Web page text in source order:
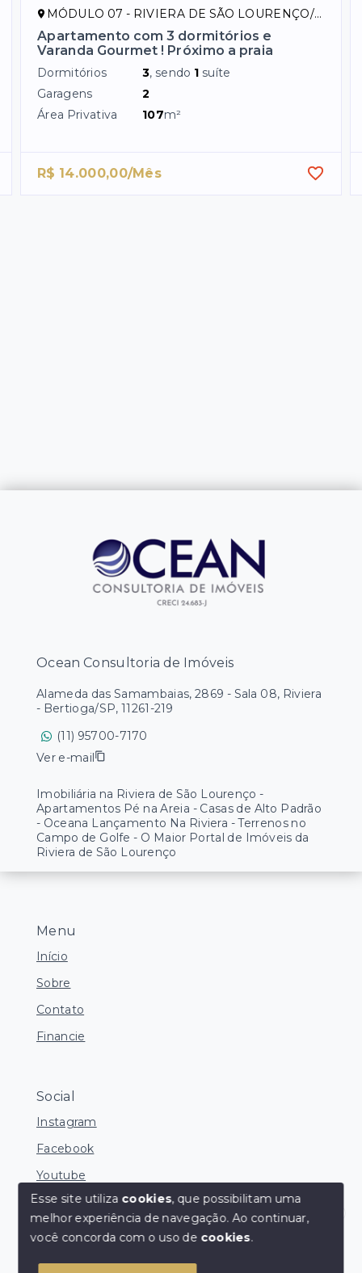
MÓDULO 07 - RIVIERA DE SÃO LOURENÇO/SP
Apartamento com 3 dormitórios e
Varanda Gourmet ! Próximo a praia
Dormitórios 3, sendo 1 suíte
Garagens
2
Área Privativa
107m²
R$ 14.000,00/Mês
Menu
Início
Sobre
Contato
Financie
Social
Instagram
Facebook
Youtube
© Copyright 2026 - Ocean Consultoria de Imóveis -
Ocean Consultoria de Imóveis
Alameda das Samambaias, 2869 - Sala 08, Riviera
- Bertioga/SP, 11261-219
(11) 95700-7170
Ver e-mail
Imobiliária na Riviera de São Lourenço -
Apartamentos Pé na Areia - Casas de Alto Padrão
- Oceana Lançamento Na Riviera - Terrenos no
Campo de Golfe - O Maior Portal de Imóveis da
Riviera de São Lourenço
Corretores Online
Esse site utiliza cookies, que possibilitam uma
melhor experiência de navegação.Ao continuar,
você concorda com o uso de cookies.